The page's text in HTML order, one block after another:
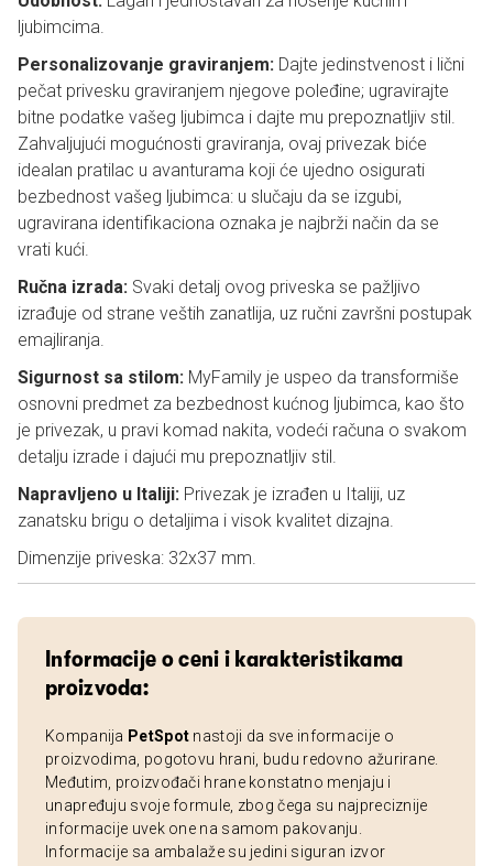
ljubimcima.
Personalizovanje graviranjem: Dajte jedinstvenost i lični
pečat privesku graviranjem njegove poleđine; ugravirajte
bitne podatke vašeg ljubimca i dajte mu prepoznatljiv stil.
Zahvaljujući mogućnosti graviranja, ovaj privezak biće
idealan pratilac u avanturama koji će ujedno osigurati
bezbednost vašeg ljubimca: u slučaju da se izgubi,
ugravirana identifikaciona oznaka je najbrži način da se
vrati kući.
Ručna izrada: Svaki detalj ovog priveska se pažljivo
izrađuje od strane veštih zanatlija, uz ručni završni postupak
emajliranja.
Sigurnost sa stilom: MyFamily je uspeo da transformiše
osnovni predmet za bezbednost kućnog ljubimca, kao što
je privezak, u pravi komad nakita, vodeći računa o svakom
detalju izrade i dajući mu prepoznatljiv stil.
Napravljeno u Italiji: Privezak je izrađen u Italiji, uz
zanatsku brigu o detaljima i visok kvalitet dizajna.
Dimenzije priveska: 32x37 mm.
Informacije o ceni i karakteristikama
proizvoda:
Kompanija PetSpot nastoji da sve informacije o
proizvodima, pogotovu hrani, budu redovno ažurirane.
Međutim, proizvođači hrane konstatno menjaju i
unapređuju svoje formule, zbog čega su najpreciznije
informacije uvek one na samom pakovanju.
Informacije sa ambalaže su jedini siguran izvor